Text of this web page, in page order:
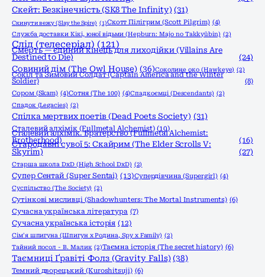
Скейт: Безкінечність (SK8 The Infinity) (31)
Скинути вежу (Slay the Spire) (1)Скотт Пілігрим (Scott Pilgrim) (4)
Служба доставки Кікі, юної відьми (Hepburn: Majo no Takkyūbin) (2)
Слід (телесеріал) (121)
Смерть — єдиний кінець для лиходійки (Villains Are
Destined to Die)
(24)
Совиний дім (The Owl House) (36)Соколине око (Hawkeye) (2)
Сокіл та Зимовий Солдат (Captain America and the Winter
Soldier) (8)
Сором (Skam) (4)Сотня (The 100) (4)Спадкоємці (Descendants) (2)
Спадок (Legacies) (2)
Спілка мертвих поетів (Dead Poets Society) (31)
Сталевий алхімік (Fullmetal Alchemist) (10)
Сталевий алхімік. Братерство (Fullmetal Alchemist:
Brotherhood)
(16)
Стародавні сувої 5: Скайрим (The Elder Scrolls V:
Skyrim)
(27)
Старша школа DxD (High School DxD) (2)
Супер Сентай (Super Sentai) (13)Супердівчина (Supergirl) (4)
Суспільство (The Society) (2)
Сутінкові мисливці (Shadowhunters: The Mortal Instruments) (6)
Сучасна українська література (7)
Сучасна українська історія (12)
Сім'я шпигуна (Шпигун x Родина, Spy x Family) (2)
Тайний посол - В. Малик (2)Таємна історія (The secret history) (6)
Таємниці Ґравіті Фолз (Gravity Falls) (38)
Темний дворецький (Kuroshitsuji) (6)